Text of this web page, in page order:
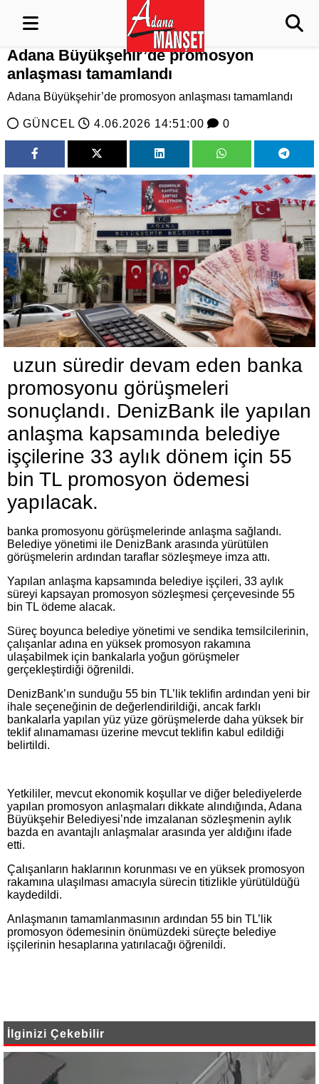
Adana Büyükşehir’de promosyon
anlaşması tamamlandı
Adana Büyükşehir’de promosyon anlaşması tamamlandı
GÜNCEL 4.06.2026 14:51:00 0
uzun süredir devam eden banka
promosyonu görüşmeleri
sonuçlandı. DenizBank ile yapılan
anlaşma kapsamında belediye
işçilerine 33 aylık dönem için 55
bin TL promosyon ödemesi
yapılacak.
banka promosyonu görüşmelerinde anlaşma sağlandı.
Belediye yönetimi ile DenizBank arasında yürütülen
görüşmelerin ardından taraflar sözleşmeye imza attı.
Yapılan anlaşma kapsamında belediye işçileri, 33 aylık
süreyi kapsayan promosyon sözleşmesi çerçevesinde 55
bin TL ödeme alacak.
Süreç boyunca belediye yönetimi ve sendika temsilcilerinin,
çalışanlar adına en yüksek promosyon rakamına
ulaşabilmek için bankalarla yoğun görüşmeler
gerçekleştirdiği öğrenildi.
DenizBank’ın sunduğu 55 bin TL’lik teklifin ardından yeni bir
ihale seçeneğinin de değerlendirildiği, ancak farklı
bankalarla yapılan yüz yüze görüşmelerde daha yüksek bir
teklif alınamaması üzerine mevcut teklifin kabul edildiği
belirtildi.
Yetkililer, mevcut ekonomik koşullar ve diğer belediyelerde
yapılan promosyon anlaşmaları dikkate alındığında, Adana
Büyükşehir Belediyesi’nde imzalanan sözleşmenin aylık
bazda en avantajlı anlaşmalar arasında yer aldığını ifade
etti.
Çalışanların haklarının korunması ve en yüksek promosyon
rakamına ulaşılması amacıyla sürecin titizlikle yürütüldüğü
kaydedildi.
Anlaşmanın tamamlanmasının ardından 55 bin TL’lik
promosyon ödemesinin önümüzdeki süreçte belediye
işçilerinin hesaplarına yatırılacağı öğrenildi.
İlginizi Çekebilir